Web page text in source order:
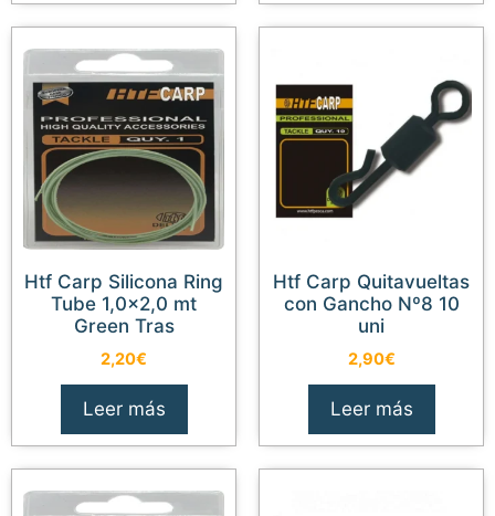
Htf Carp Silicona Ring
Tube 1,0×2,0 mt
Green Tras
2,20€
Leer más
Htf Carp Quitavueltas
con Gancho Nº8 10
uni
2,90€
Leer más